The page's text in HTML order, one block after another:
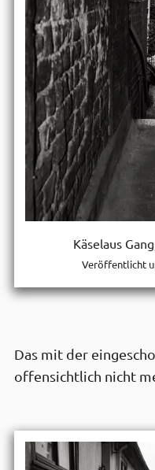
Käselaus
Veröffentlicht
Das mit der
offen­sichtlich nicht